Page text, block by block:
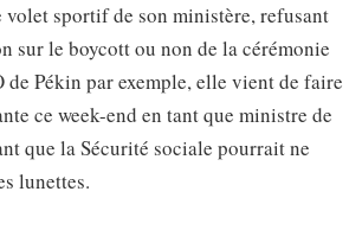
volet sportif de son ministère, refusant
sur le boycott ou non de la cérémonie
de Pékin par exemple, elle vient de faire
ce week-end en tant que ministre de
que la Sécurité sociale pourrait ne
lunettes.